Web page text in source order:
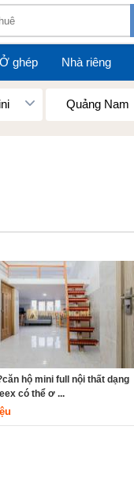
Ở ghép Nhà riêng
Quảng Nam
hộ mini full nội thất dạng
có thể ơ ...